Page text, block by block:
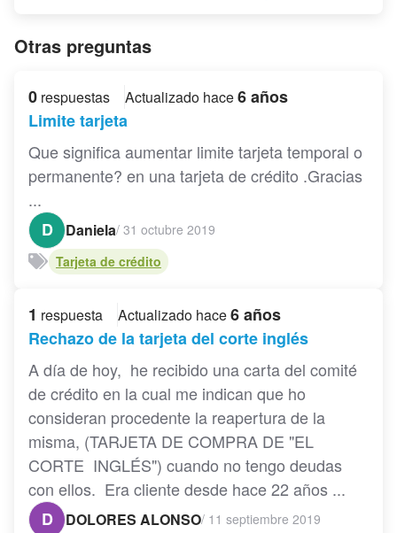
Otras preguntas
0 respuestas Actualizado hace6 años
Limite tarjeta
Que significa aumentar limite tarjeta temporal o
permanente? en una tarjeta de crédito .Gracias
...
D
Daniela/ 31 octubre 2019
Tarjeta de crédito
1 respuesta Actualizado hace6 años
Rechazo de la tarjeta del corte inglés
A día de hoy, he recibido una carta del comité
de crédito en la cual me indican que ho
consideran procedente la reapertura de la
misma, (TARJETA DE COMPRA DE "EL
CORTE INGLÉS") cuando no tengo deudas
con ellos. Era cliente desde hace 22 años ...
D
DOLORES ALONSO/ 11 septiembre 2019